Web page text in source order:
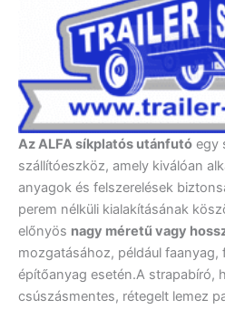
Az ALFA síkplatós utánfutó egy
szállítóeszköz, amely kiválóan
anyagok és felszerelések
perem nélküli kialakításának
előnyös nagy méretű vagy
mozgatásához, például
építőanyag esetén.A strapabíró,
csúszásmentes, rétegelt lemez